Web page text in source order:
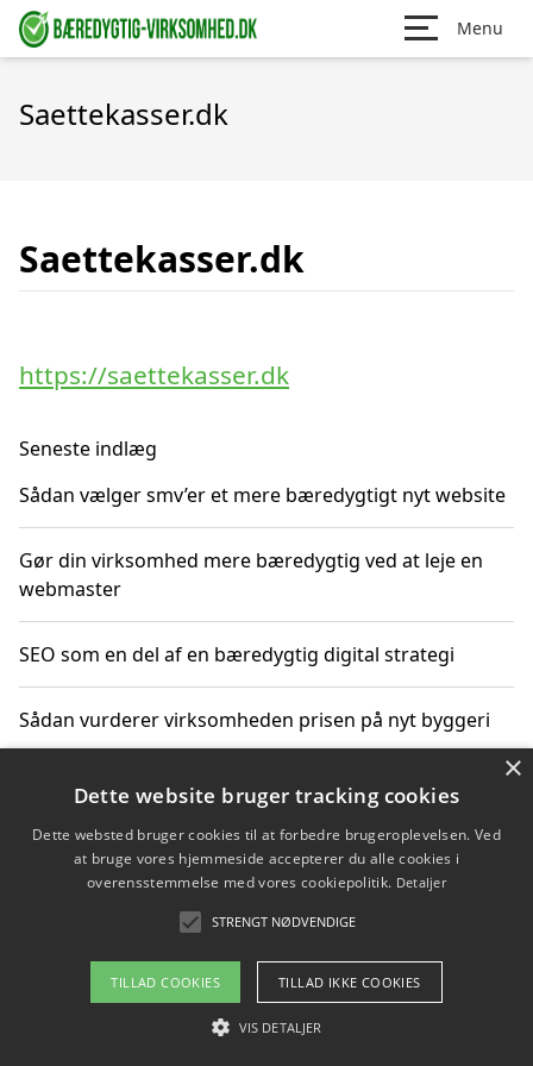
Menu
Saettekasser.dk
Saettekasser.dk
https://saettekasser.dk
Seneste indlæg
Sådan vælger smv’er et mere bæredygtigt nyt website
Gør din virksomhed mere bæredygtig ved at leje en
webmaster
SEO som en del af en bæredygtig digital strategi
Sådan vurderer virksomheden prisen på nyt byggeri
Sådan får du hjælp til en hjemmeside uden binding
Copyright 2026 - Pilanto Aps
Om / kontakt
Blog Betingelser
×
Dette website bruger tracking cookies
Dette websted bruger cookies til at forbedre brugeroplevelsen. Ved
at bruge vores hjemmeside accepterer du alle cookies i
overensstemmelse med vores cookiepolitik. Detaljer
STRENGT NØDVENDIGE
TILLAD COOKIES TILLAD IKKE COOKIES
VIS DETALJER